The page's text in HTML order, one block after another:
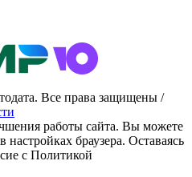
Все права защищены /
работы сайта. Вы можете
настройках браузера. Оставаясь
с Политикой